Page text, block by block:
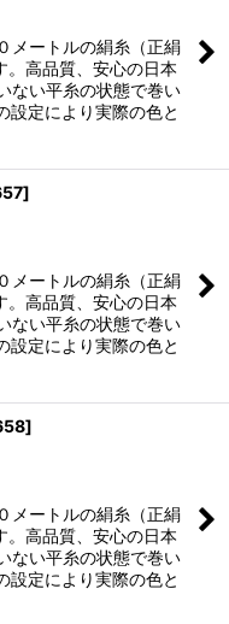
メートルの絹糸（正絹
高品質、安心の日本
ない平糸の状態で巻い
設定により実際の色と
]
メートルの絹糸（正絹
高品質、安心の日本
ない平糸の状態で巻い
設定により実際の色と
]
メートルの絹糸（正絹
高品質、安心の日本
ない平糸の状態で巻い
設定により実際の色と